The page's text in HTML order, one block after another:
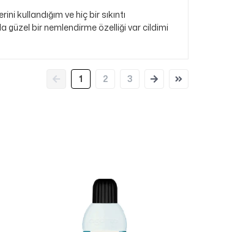
kullandığım ve hiç bir sıkıntı
güzel bir nemlendirme özelliği var cildimi
1 2 3